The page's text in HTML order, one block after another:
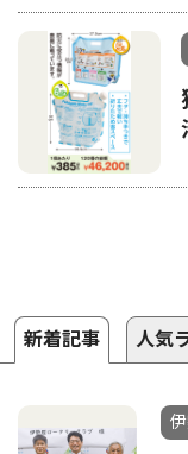
新着記事 人気